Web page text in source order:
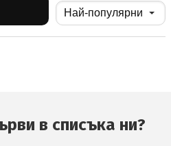
в списъка ни?